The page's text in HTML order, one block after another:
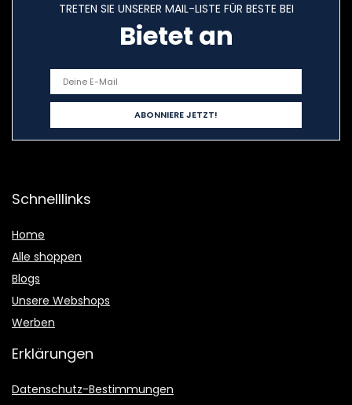
TRETEN SIE UNSERER MAIL-LISTE FÜR BESTE BEI
Bietet an
Schnelllinks
Home
Alle shoppen
Blogs
Unsere Webshops
Werben
Erklärungen
Datenschutz-Bestimmungen